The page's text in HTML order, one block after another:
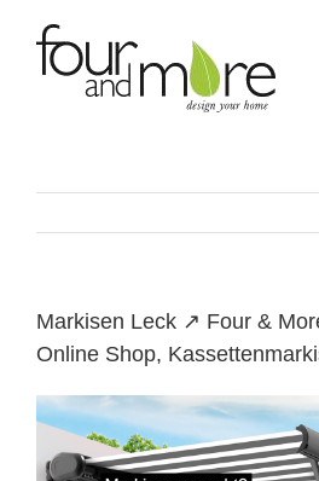
content
Markisen Leck ↗️ Four &
Online Shop,